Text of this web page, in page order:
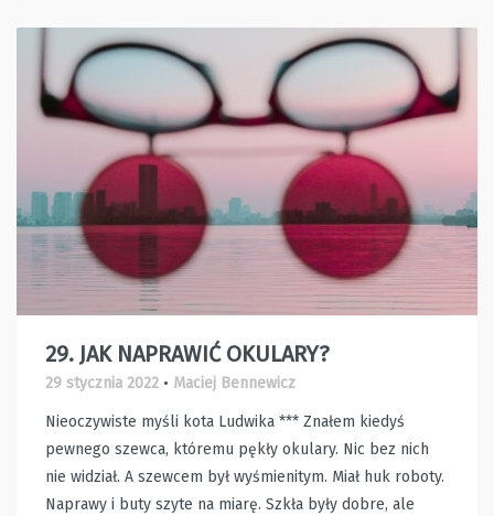
29. JAK NAPRAWIĆ OKULARY?
29 stycznia 2022 • Maciej Bennewicz
Nieoczywiste myśli kota Ludwika *** Znałem kiedyś
pewnego szewca, któremu pękły okulary. Nic bez nich
nie widział. A szewcem był wyśmienitym. Miał huk roboty.
Naprawy i buty szyte na miarę. Szkła były dobre, ale